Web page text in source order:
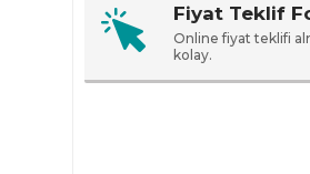
Fiyat Teklif
Online fiyat teklifi
kolay.